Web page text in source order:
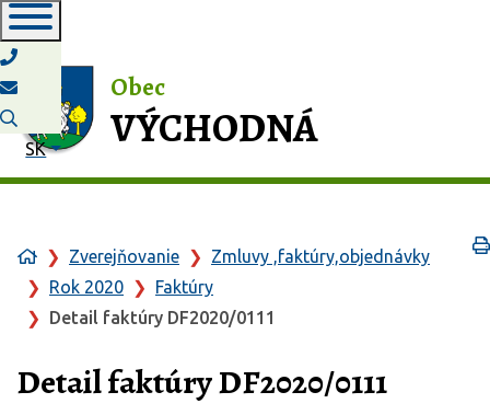
SKSlovensky
Obec
VÝCHODNÁ
Zverejňovanie
Zmluvy ,faktúry,objednávky
Rok 2020
Faktúry
Detail faktúry DF2020/0111
Detail faktúry DF2020/0111